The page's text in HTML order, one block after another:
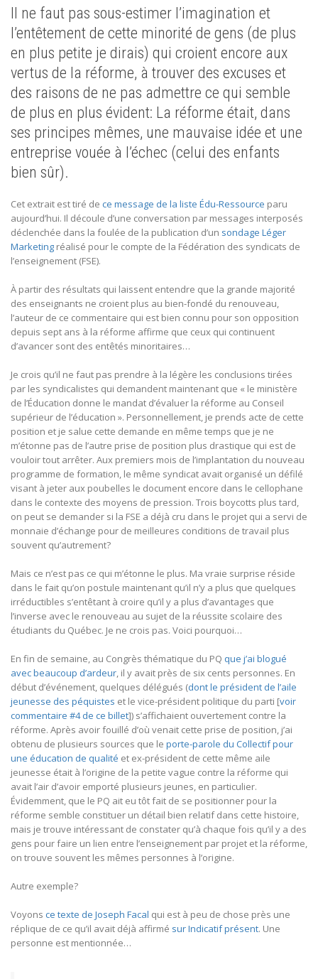
Il ne faut pas sous-estimer l’imagination et
l’entêtement de cette minorité de gens (de plus
en plus petite je dirais) qui croient encore aux
vertus de la réforme, à trouver des excuses et
des raisons de ne pas admettre ce qui semble
de plus en plus évident: La réforme était, dans
ses principes mêmes, une mauvaise idée et une
entreprise vouée à l’échec (celui des enfants
bien sûr).
Cet extrait est tiré de ce message de la liste Édu-Ressource paru
aujourd’hui. Il découle d’une conversation par messages interposés
déclenchée dans la foulée de la publication d’un sondage Léger
Marketing réalisé pour le compte de la Fédération des syndicats de
l’enseignement (FSE).
À partir des résultats qui laissent entendre que la grande majorité
des enseignants ne croient plus au bien-fondé du renouveau,
l’auteur de ce commentaire qui est bien connu pour son opposition
depuis sept ans à la réforme affirme que ceux qui continuent
d’avancer sont des entêtés minoritaires…
Je crois qu’il ne faut pas prendre à la légère les conclusions tirées
par les syndicalistes qui demandent maintenant que « le ministère
de l’Éducation donne le mandat d’évaluer la réforme au Conseil
supérieur de l’éducation ». Personnellement, je prends acte de cette
position et je salue cette demande en même temps que je ne
m’étonne pas de l’autre prise de position plus drastique qui est de
vouloir tout arrêter. Aux premiers mois de l’implantation du nouveau
programme de formation, le même syndicat avait organisé un défilé
visant à jeter aux poubelles le document encore dans le cellophane
dans le contexte des moyens de pression. Trois boycotts plus tard,
on peut se demander si la FSE a déjà cru dans le projet qui a servi de
monnaie d’échange pour de meilleures conditions de travail plus
souvent qu’autrement?
Mais ce n’est pas ce qui m’étonne le plus. Ma vraie surprise réside
dans le fait qu’on postule maintenant qu’il n’y a plus que quelques
irréductibles s’entêtant à croire qu’il y a plus d’avantages que
l’inverse avec le renouveau au sujet de la réussite scolaire des
étudiants du Québec. Je ne crois pas. Voici pourquoi…
En fin de semaine, au Congrès thématique du PQ que j’ai blogué
avec beaucoup d’ardeur, il y avait près de six cents personnes. En
début d’événement, quelques délégués (dont le président de l’aile
jeunesse des péquistes et le vice-président politique du parti [voir
commentaire #4 de ce billet]) s’affichaient ouvertement contre la
réforme. Après avoir fouillé d’où venait cette prise de position, j’ai
obtenu de plusieurs sources que le porte-parole du Collectif pour
une éducation de qualité et ex-président de cette même aile
jeunesse était à l’origine de la petite vague contre la réforme qui
avait l’air d’avoir emporté plusieurs jeunes, en particulier.
Évidemment, que le PQ ait eu tôt fait de se positionner pour la
réforme semble constituer un détail bien relatif dans cette histoire,
mais je trouve intéressant de constater qu’à chaque fois qu’il y a des
gens pour faire un lien entre l’enseignement par projet et la réforme,
on trouve souvent les mêmes personnes à l’origine.
Autre exemple?
Voyons ce texte de Joseph Facal qui est à peu de chose près une
réplique de ce qu’il avait déjà affirmé sur Indicatif présent. Une
personne est mentionnée…